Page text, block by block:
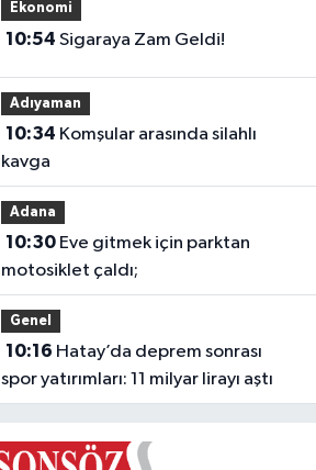
Ekonomi
10:54 Sigaraya Zam Geldi!
Adıyaman
10:34
kavga
Adana
10:30Eve gitmek için parktan
motosiklet çaldı;
Genel
10:16
spor yatırımları: 11 milyar lirayı aştı